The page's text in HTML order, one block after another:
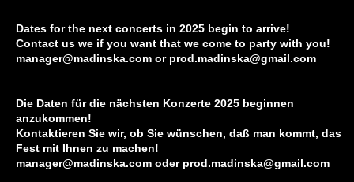
Dates for the next concerts in 2025 begin to arrive!
Contact us we if you want that we come to party with you!
manager@madinska.com or prod.madinska@gmail.com
Die Daten für die nächsten Konzerte 2025 beginnen
anzukommen!
Kontaktieren Sie wir, ob Sie wünschen, daß man kommt, das
Fest mit Ihnen zu machen!
manager@madinska.com oder prod.madinska@gmail.com